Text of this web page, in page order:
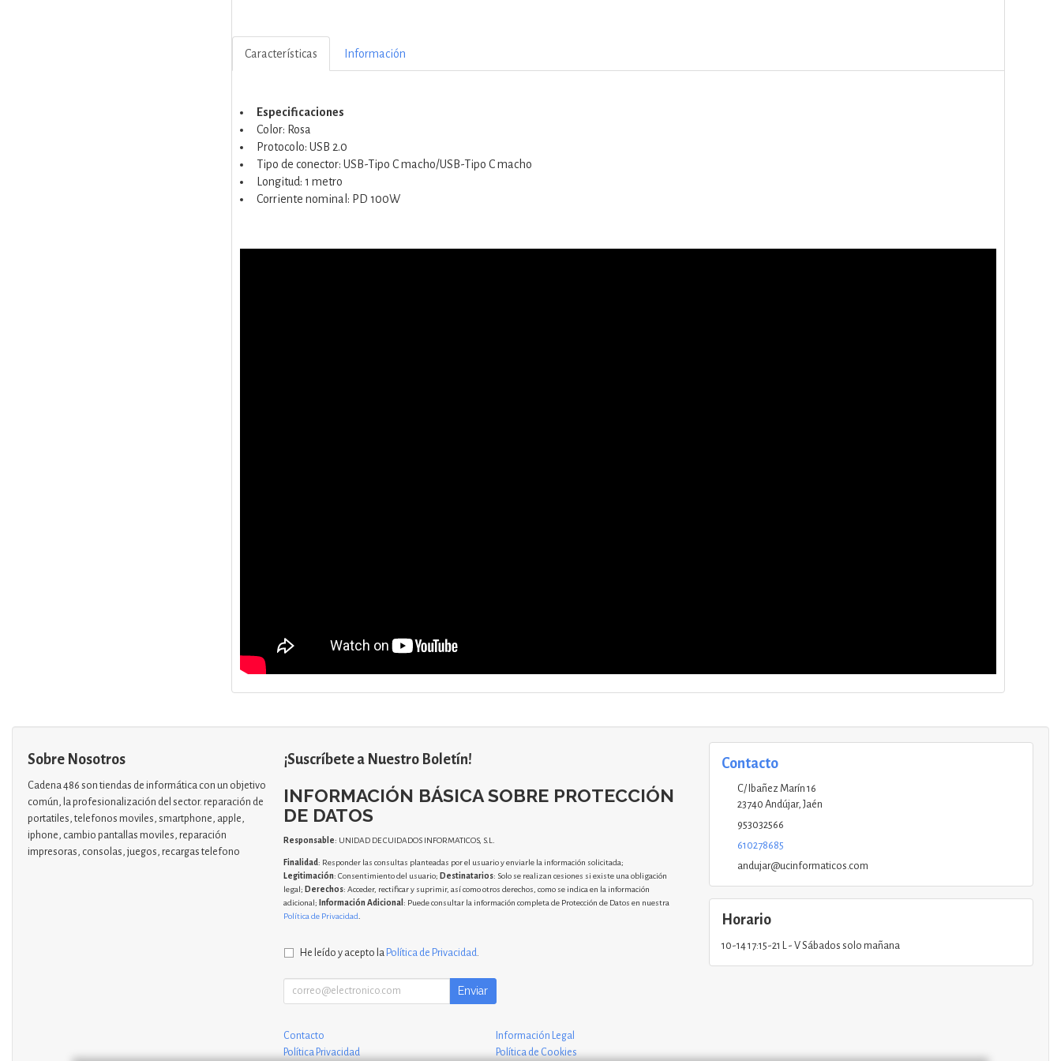
Características Información
Especificaciones
Color: Rosa
Protocolo: USB 2.0
Tipo de conector: USB-Tipo C macho/USB-Tipo C macho
Longitud: 1 metro
Corriente nominal: PD 100W
Sobre Nosotros
Cadena 486 son tiendas de informática con un objetivo
común, la profesionalización del sector. reparación de
portatiles, telefonos moviles, smartphone, apple,
iphone, cambio pantallas moviles, reparación
impresoras, consolas, juegos, recargas telefono
¡Suscríbete a Nuestro Boletín!
INFORMACIÓN BÁSICA SOBRE PROTECCIÓN
DE DATOS
Responsable: UNIDAD DE CUIDADOS INFORMATICOS, S.L.
Finalidad: Responder las consultas planteadas por el usuario y enviarle la información solicitada;
Legitimación: Consentimiento del usuario; Destinatarios: Solo se realizan cesiones si existe una obligación
legal; Derechos: Acceder, rectificar y suprimir, así como otros derechos, como se indica en la información
adicional; Información Adicional : Puede consultar la información completa de Protección de Datos en nuestra
Política de Privacidad
He leído y acepto la Política de Privacidad
Enviar
Contacto
Información Legal
Política Privacidad
Política de Cookies
Contacto
C/ Ibañez Marín 16
23740 Andújar, Jaén
953032566
610278685
andujar@ucinformaticos.com
Horario
10-14 17:15-21 L - V Sábados solo mañana